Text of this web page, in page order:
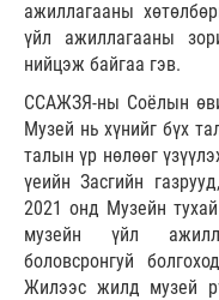
ажиллагааны
үйл ажиллагааны
нийцэж байгаа гэв.
ССАЖЗЯ-ны Соёлын
Музей нь хүнийг бүх
талын үр нөлөөг
үеийн Засгийн
2021 онд Музейн
музейн үйл
боловсронгуй
Жилээс жилд музей